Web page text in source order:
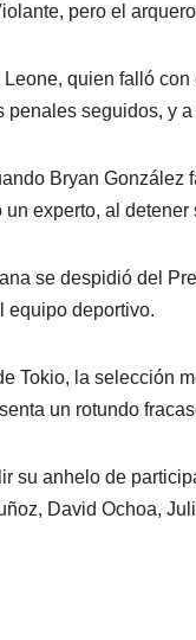
pero el
quien falló
seguidos, y
Bryan González
experto, al detener
se despidió del
equipo deportivo.
Tokio, la selección
un rotundo
su anhelo de
David Ochoa,